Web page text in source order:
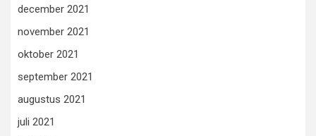
december 2021
november 2021
oktober 2021
september 2021
augustus 2021
juli 2021